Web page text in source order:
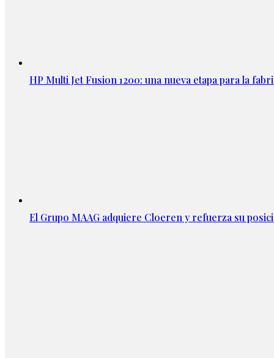
HP Multi Jet Fusion 1200: una nueva etapa para la
El Grupo MAAG adquiere Cloeren y refuerza su